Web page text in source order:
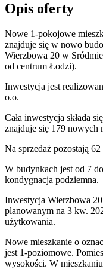
Opis oferty
Nowe 1-pokojowe
znajduje się w nowo
Wierzbowa 20 w
od centrum Łodzi).
Inwestycja jest
o.o.
Cała inwestycja składa
znajduje się 179 nowych
Na sprzedaż pozostają
W budynkach jest od 7
kondygnacja podziemna.
Inwestycja Wierzbowa
planowanym na 3 kw.
użytkowania.
Nowe mieszkanie o
jest 1-poziomowe.
wysokości. W mieszkaniu